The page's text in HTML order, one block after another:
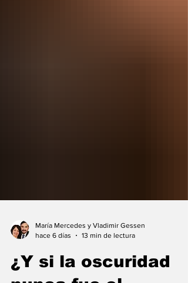
¿Y si la oscuridad